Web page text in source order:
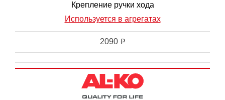
Крепление ручки хода
Используется в агрегатах
2090 i